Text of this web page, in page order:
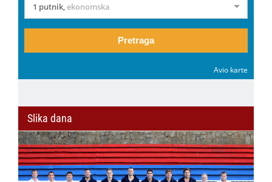
1 putnik,ekonomska
Pretraga
Avio karte
Slika dana